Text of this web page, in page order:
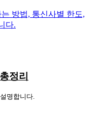
방법, 통신사별 한도,
다.
정리
명합니다.